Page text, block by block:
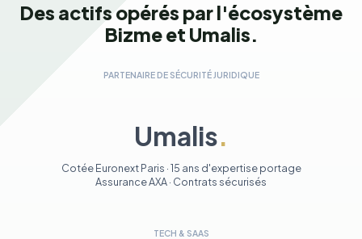
Des actifs opérés par l'écosystème
Bizme et Umalis.
PARTENAIRE DE SÉCURITÉ JURIDIQUE
Umalis.
Cotée Euronext Paris · 15 ans d'expertise portage
Assurance AXA · Contrats sécurisés
TECH & SAAS